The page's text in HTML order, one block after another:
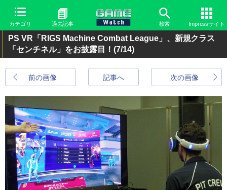
カテゴリ 過去記事 検索 Impressサイト
PS VR「RIGS Machine Combat League」、新規クラス
「センチネル」をお披露目！ (7/14)
前の画像 次の画像
記事へ